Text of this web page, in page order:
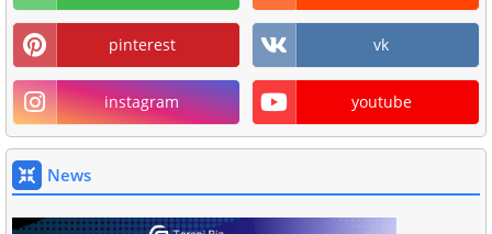
pinterest vk
instagram youtube
News